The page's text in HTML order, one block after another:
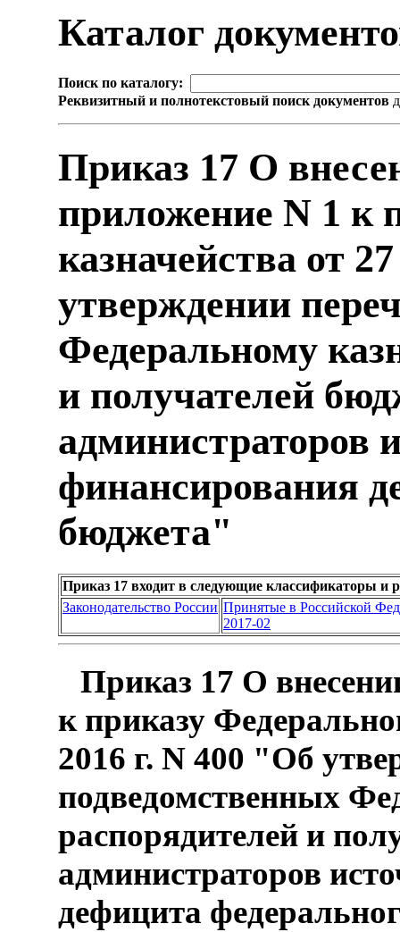
Каталог
Поиск по каталогу:
Реквизитный и полнотекстовый поиск документов
Приказ 17 О
приложение N 1 к
казначейства от
утверждении
Федеральному
и получателей
администраторов
финансирования
бюджета"
Приказ 17 входит в следующие классификаторы и
Законодательство России Принятые в Российской
2017-02
Приказ 17 О
к приказу
2016 г. N 400 "Об
подведомственных
распорядителей и
администраторов
дефицита